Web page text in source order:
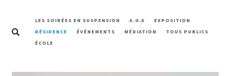
LES SOIRÉES EN SUSPENSION A.G.A
EXPOSITION
RÉSIDENCE
ÉVÉNEMENTS MÉDIATION
TOUS PUBLICS
ÉCOLE